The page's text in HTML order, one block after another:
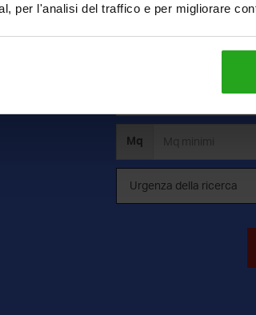
per l'analisi del traffico e per migliorare
in
Mq